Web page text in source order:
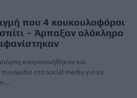
που 4 κουκουλοφόροι
– Άρπαξαν ολόκληρο
κινητοποιήθηκαν και
στα social media για να